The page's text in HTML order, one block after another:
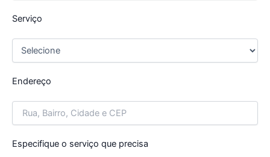
Serviço
Endereço
Especifique o serviço que precisa